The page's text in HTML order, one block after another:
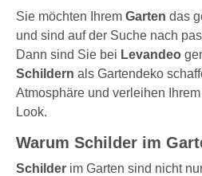
Sie möchten Ihrem Garten das
und sind auf der Suche nach
Dann sind Sie bei Levandeo
Schildern als Gartendeko
Atmosphäre und verleihen
Look.
Warum Schilder im
Schilder im Garten sind nicht